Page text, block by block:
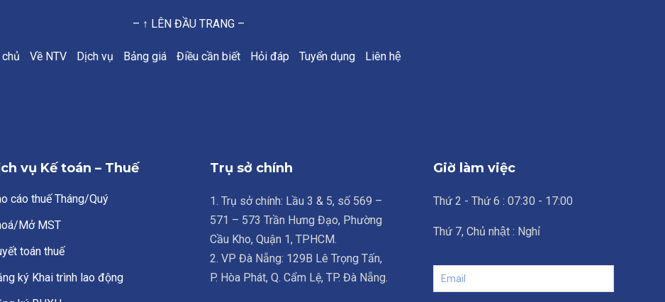
– ↑ LÊN ĐẦU TRANG –
Về NTV Dịch vụ Bảng giá Điều cần biết Hỏi đáp Tuyển dụng Liên hệ
vụ Kế toán – Thuế
cáo thuế Tháng/Quý
Mở MST
toán thuế
ký Khai trình lao động
Trụ sở chính
1. Trụ sở chính: Lầu 3 & 5, số 569 –
571 – 573 Trần Hưng Đạo, Phường
Cầu Kho, Quận 1, TPHCM.
2. VP Đà Nẵng: 129B Lê Trọng Tấn,
P. Hòa Phát, Q. Cẩm Lệ, TP. Đà Nẵng.
Giờ làm việc
Thứ 2 - Thứ 6 : 07:30 - 17:00
Thứ 7, Chủ nhật : Nghỉ